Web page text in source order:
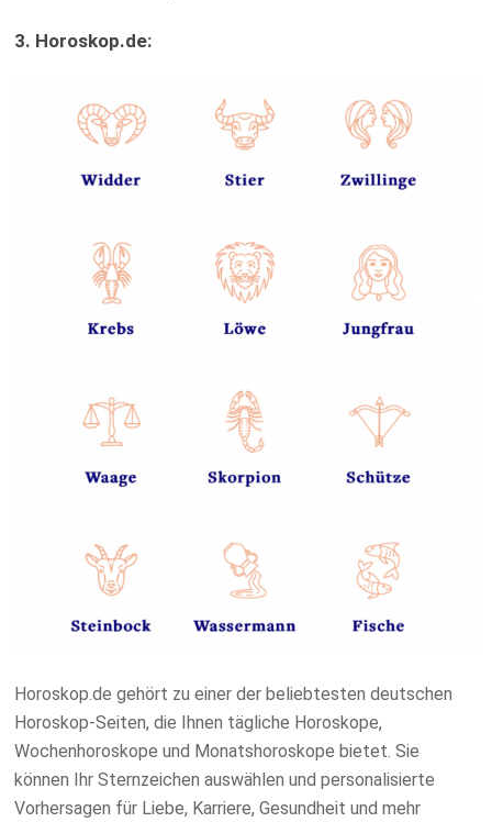
3. Horoskop.de:
Horoskop.de gehört zu einer der beliebtesten deutschen
Horoskop-Seiten, die Ihnen tägliche Horoskope,
Wochenhoroskope und Monatshoroskope bietet. Sie
können Ihr Sternzeichen auswählen und personalisierte
Vorhersagen für Liebe, Karriere, Gesundheit und mehr